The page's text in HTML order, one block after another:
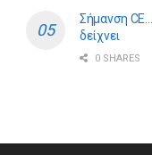
Σήμανση
δείχνει
0 SHARES